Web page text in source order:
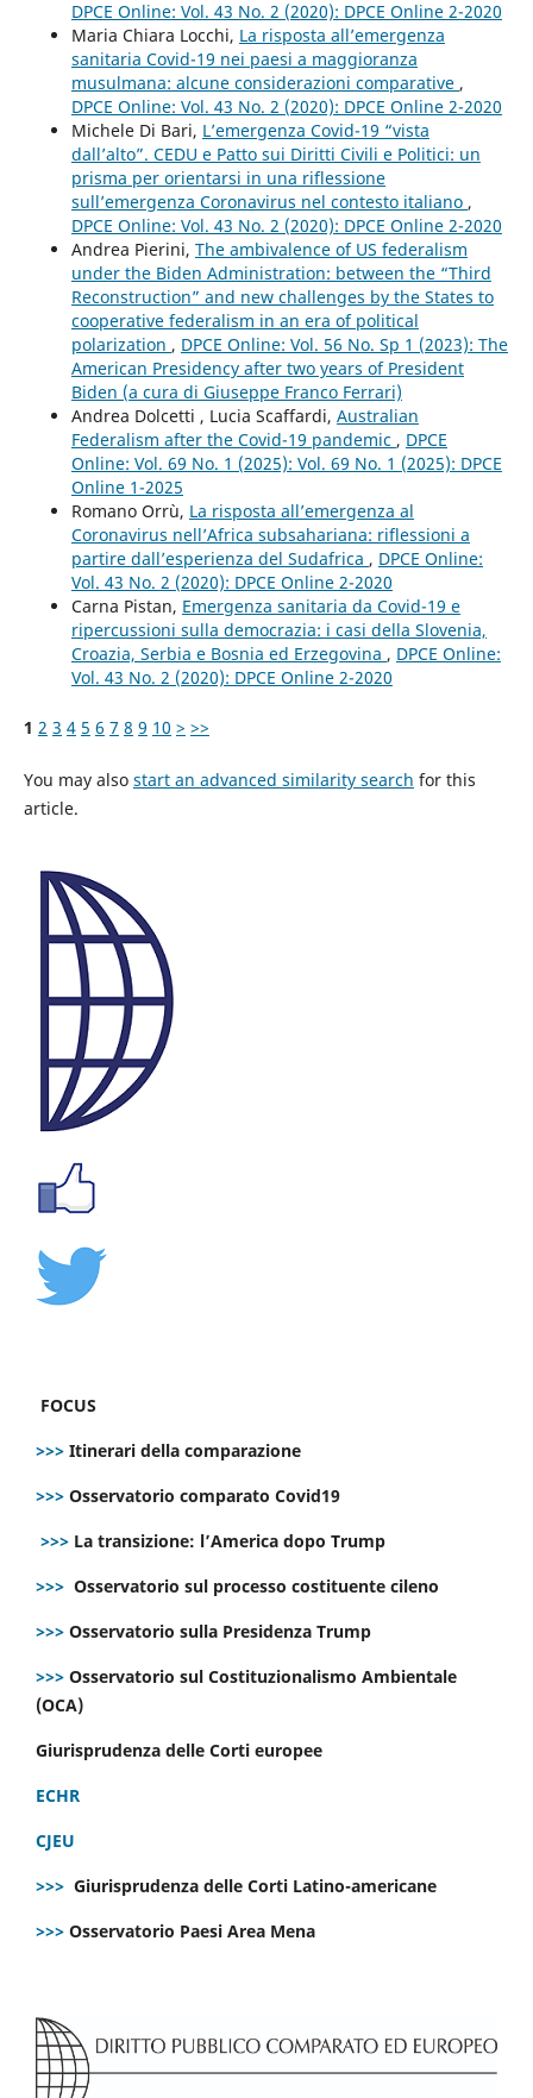
DPCE Online: Vol. 43 No. 2 (2020): DPCE Online 2-2020
Maria Chiara Locchi, La risposta all’emergenza
sanitaria Covid-19 nei paesi a maggioranza
musulmana: alcune considerazioni comparative ,
DPCE Online: Vol. 43 No. 2 (2020): DPCE Online 2-2020
Michele Di Bari, L’emergenza Covid-19 “vista
dall’alto”. CEDU e Patto sui Diritti Civili e Politici: un
prisma per orientarsi in una riflessione
sull’emergenza Coronavirus nel contesto italiano ,
DPCE Online: Vol. 43 No. 2 (2020): DPCE Online 2-2020
Andrea Pierini, The ambivalence of US federalism
under the Biden Administration: between the “Third
Reconstruction” and new challenges by the States to
cooperative federalism in an era of political
polarization , DPCE Online: Vol. 56 No. Sp 1 (2023): The
American Presidency after two years of President
Biden (a cura di Giuseppe Franco Ferrari)
Andrea Dolcetti , Lucia Scaffardi, Australian
Federalism after the Covid-19 pandemic , DPCE
Online: Vol. 69 No. 1 (2025): Vol. 69 No. 1 (2025): DPCE
Online 1-2025
Romano Orrù, La risposta all’emergenza al
Coronavirus nell’Africa subsahariana: riflessioni a
partire dall’esperienza del Sudafrica , DPCE Online:
Vol. 43 No. 2 (2020): DPCE Online 2-2020
Carna Pistan, Emergenza sanitaria da Covid-19 e
ripercussioni sulla democrazia: i casi della Slovenia,
Croazia, Serbia e Bosnia ed Erzegovina , DPCE Online:
Vol. 43 No. 2 (2020): DPCE Online 2-2020
1 2 3 4 5 6 7 8 9 10 > >>
You may also start an advanced similarity search for this
article.
FOCUS
>>> Itinerari della comparazione
>>> Osservatorio comparato Covid19
>>> La transizione: l’America dopo Trump
>>> Osservatorio sul processo costituente cileno
>>> Osservatorio sulla Presidenza Trump
>>> Osservatorio sul Costituzionalismo Ambientale
(OCA)
Giurisprudenza delle Corti europee
ECHR
CJEU
>>> Giurisprudenza delle Corti Latino-americane
>>> Osservatorio Paesi Area Mena